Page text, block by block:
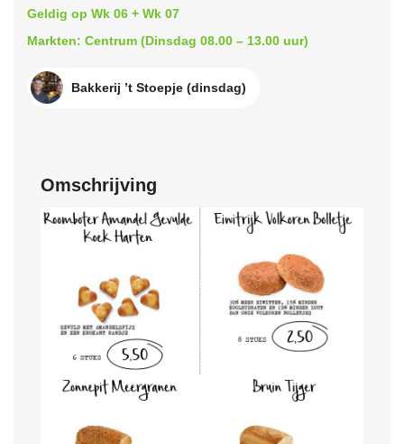
Geldig op Wk 06 + Wk 07
Markten: Centrum (Dinsdag 08.00 – 13.00 uur)
Bakkerij ’t Stoepje (dinsdag)
Omschrijving